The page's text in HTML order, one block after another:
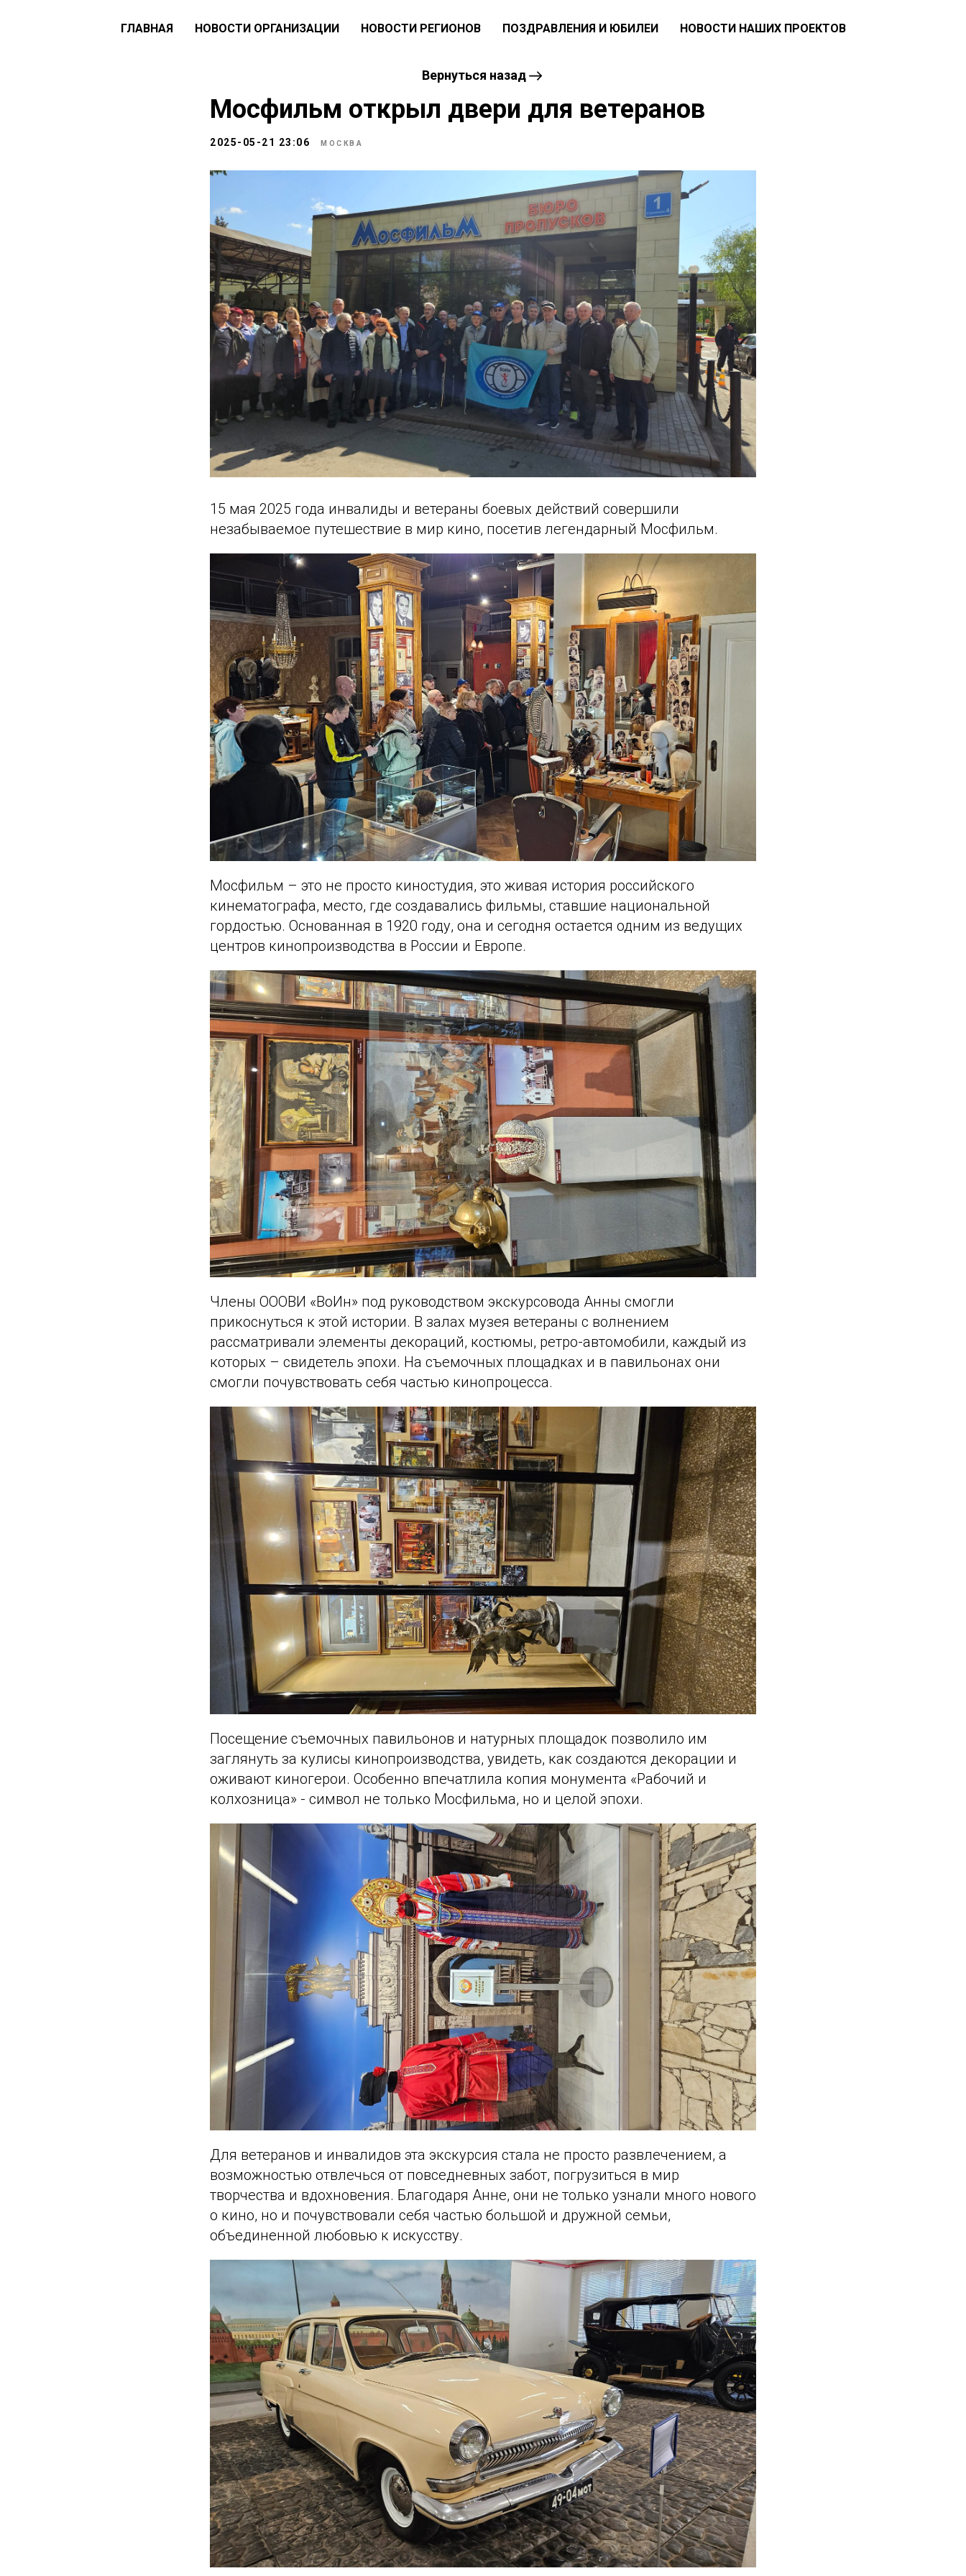
ГЛАВНАЯ НОВОСТИ ОРГАНИЗАЦИИ НОВОСТИ РЕГИОНОВ ПОЗДРАВЛЕНИЯ И ЮБИЛЕИ НОВОСТИ НАШИХ ПРОЕКТОВ
Вернуться назад
Мосфильм открыл двери для ветеранов
2025-05-21 23:06 МОСКВА
15 мая 2025 года инвалиды и ветераны боевых действий совершили
незабываемое путешествие в мир кино, посетив легендарный Мосфильм.
Мосфильм – это не просто киностудия, это живая история российского
кинематографа, место, где создавались фильмы, ставшие национальной
гордостью. Основанная в 1920 году, она и сегодня остается одним из ведущих
центров кинопроизводства в России и Европе.
Члены ОООВИ «ВоИн» под руководством экскурсовода Анны смогли
прикоснуться к этой истории. В залах музея ветераны с волнением
рассматривали элементы декораций, костюмы, ретро-автомобили, каждый из
которых – свидетель эпохи. На съемочных площадках и в павильонах они
смогли почувствовать себя частью кинопроцесса.
Посещение съемочных павильонов и натурных площадок позволило им
заглянуть за кулисы кинопроизводства, увидеть, как создаются декорации и
оживают киногерои. Особенно впечатлила копия монумента «Рабочий и
колхозница» - символ не только Мосфильма, но и целой эпохи.
Для ветеранов и инвалидов эта экскурсия стала не просто развлечением, а
возможностью отвлечься от повседневных забот, погрузиться в мир
творчества и вдохновения. Благодаря Анне, они не только узнали много нового
о кино, но и почувствовали себя частью большой и дружной семьи,
объединенной любовью к искусству.